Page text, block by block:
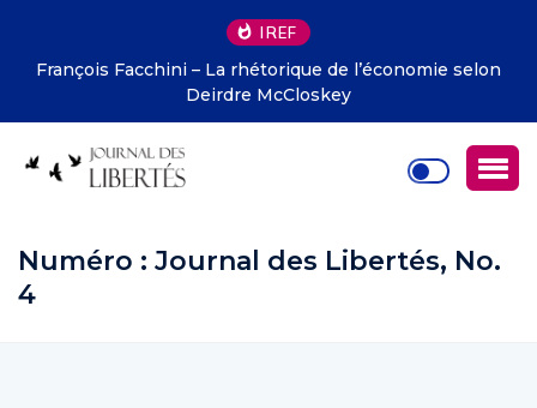
IREF
François Facchini – La rhétorique de l’économie selon
Deirdre McCloskey
Numéro : Journal des Libertés, No.
4